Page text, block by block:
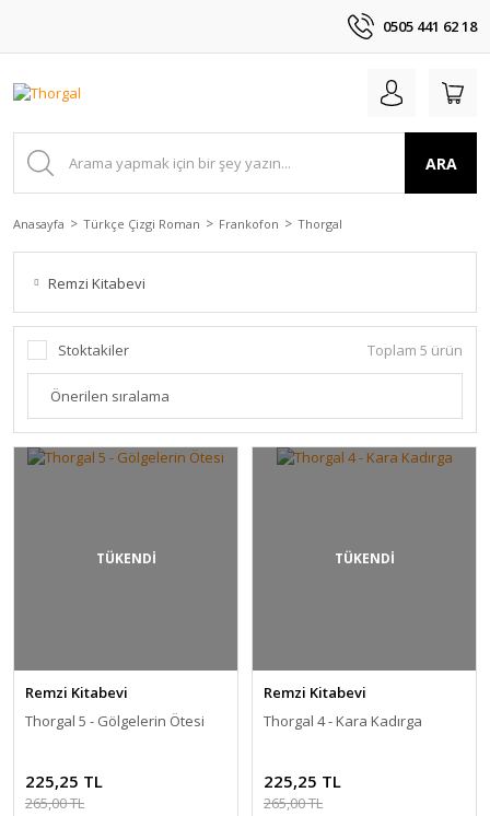
0505 441 62 18
ARA
Anasayfa Türkçe Çizgi Roman Frankofon Thorgal
Remzi Kitabevi
Stoktakiler Toplam 5 ürün
TÜKENDİ
Remzi Kitabevi
Thorgal 5 - Gölgelerin Ötesi
225,25 TL
265,00 TL
TÜKENDİ
Remzi Kitabevi
Thorgal 4 - Kara Kadırga
225,25 TL
265,00 TL